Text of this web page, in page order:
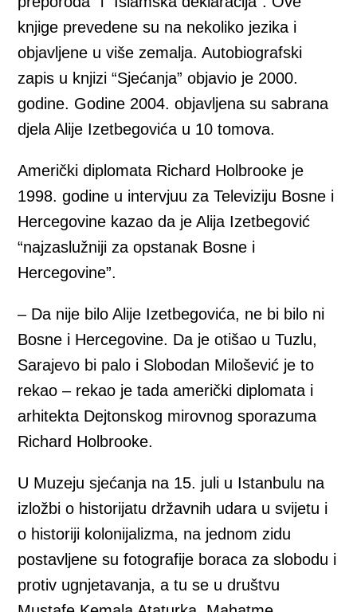
knjige prevedene su na nekoliko jezika i
objavljene u više zemalja. Autobiografski
zapis u knjizi “Sjećanja” objavio je 2000.
godine. Godine 2004. objavljena su sabrana
djela Alije Izetbegovića u 10 tomova.
Američki diplomata Richard Holbrooke je
1998. godine u intervjuu za Televiziju Bosne i
Hercegovine kazao da je Alija Izetbegović
“najzaslužniji za opstanak Bosne i
Hercegovine”.
– Da nije bilo Alije Izetbegovića, ne bi bilo ni
Bosne i Hercegovine. Da je otišao u Tuzlu,
Sarajevo bi palo i Slobodan Milošević je to
rekao – rekao je tada američki diplomata i
arhitekta Dejtonskog mirovnog sporazuma
Richard Holbrooke.
U Muzeju sjećanja na 15. juli u Istanbulu na
izložbi o historijatu državnih udara u svijetu i
o historiji kolonijalizma, na jednom zidu
postavljene su fotografije boraca za slobodu i
protiv ugnjetavanja, a tu se u društvu